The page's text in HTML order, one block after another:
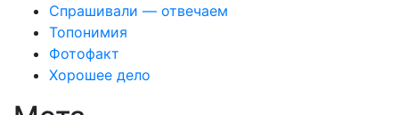
Спрашивали — отвечаем
Топонимия
Фотофакт
Хорошее дело